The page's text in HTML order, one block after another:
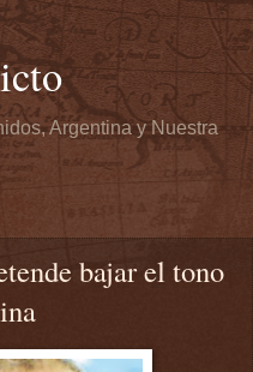
Argentina y Nuestra
bajar el tono